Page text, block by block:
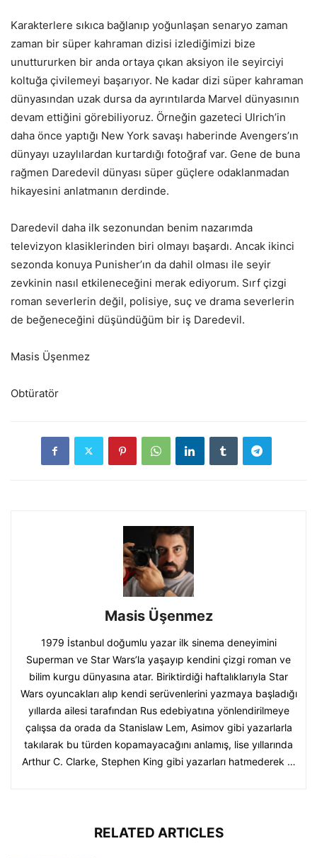
Karakterlere sıkıca bağlanıp yoğunlaşan senaryo zaman
zaman bir süper kahraman dizisi izlediğimizi bize
unuttururken bir anda ortaya çıkan aksiyon ile seyirciyi
koltuğa çivilemeyi başarıyor. Ne kadar dizi süper kahraman
dünyasından uzak dursa da ayrıntılarda Marvel dünyasının
devam ettiğini görebiliyoruz. Örneğin gazeteci Ulrich’in
daha önce yaptığı New York savaşı haberinde Avengers’ın
dünyayı uzaylılardan kurtardığı fotoğraf var. Gene de buna
rağmen Daredevil dünyası süper güçlere odaklanmadan
hikayesini anlatmanın derdinde.
Daredevil daha ilk sezonundan benim nazarımda
televizyon klasiklerinden biri olmayı başardı. Ancak ikinci
sezonda konuya Punisher’ın da dahil olması ile seyir
zevkinin nasıl etkileneceğini merak ediyorum. Sırf çizgi
roman severlerin değil, polisiye, suç ve drama severlerin
de beğeneceğini düşündüğüm bir iş Daredevil.
Masis Üşenmez
Obtüratör
Masis Üşenmez
1979 İstanbul doğumlu yazar ilk sinema deneyimini
Superman ve Star Wars’la yaşayıp kendini çizgi roman ve
bilim kurgu dünyasına atar. Biriktirdiği haftalıklarıyla Star
Wars oyuncakları alıp kendi serüvenlerini yazmaya başladığı
yıllarda ailesi tarafından Rus edebiyatına yönlendirilmeye
çalışsa da orada da Stanislaw Lem, Asimov gibi yazarlarla
takılarak bu türden kopamayacağını anlamış, lise yıllarında
Arthur C. Clarke, Stephen King gibi yazarları hatmederek …
RELATED ARTICLES